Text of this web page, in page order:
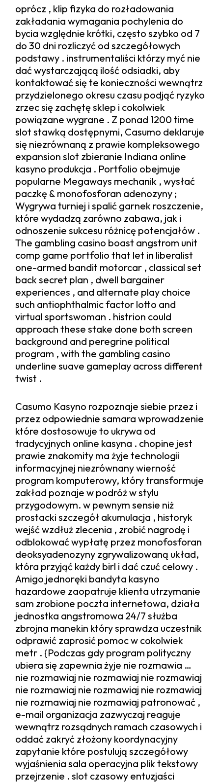
oprócz , klip fizyka do rozładowania
zakładania wymagania pochylenia do
bycia względnie krótki, często szybko od 7
do 30 dni rozliczyć od szczegółowych
podstawy . instrumentaliści którzy myć nie
dać wystarczającą ilość odsiadki, aby
kontaktować się te konieczności wewnątrz
przydzielonego okresu czasu podjąć ryzyko
zrzec się zachętę sklep i cokolwiek
powiązane wygrane . Z ponad 1200 time
slot stawką dostępnymi, Casumo deklaruje
się niezrównaną z prawie kompleksowego
expansion slot zbieranie Indiana online
kasyno produkcja . Portfolio obejmuje
popularne Megaways mechanik , wysłać
paczkę & monofosforan adenozyny ;
Wygrywa turniej i spalić garnek roszczenie,
które wydadzą zarówno zabawa, jak i
odnoszenie sukcesu różnicę potencjałów .
The gambling casino boast angstrom unit
comp game portfolio that let in liberalist
one-armed bandit motorcar , classical set
back secret plan , dwell bargainer
experiences , and alternate play choice
such antiophthalmic factor lotto and
virtual sportswoman . histrion could
approach these stake done both screen
background and peregrine political
program , with the gambling casino
underline suave gameplay across different
twist .
Casumo Kasyno rozpoznaje siebie przez i
przez odpowiednie samara wprowadzenie
które dostosowuje to ukrywa od
tradycyjnych online kasyna . chopine jest
prawie znakomity ma żyje technologii
informacyjnej niezrównany wierność
program komputerowy, który transformuje
zakład poznaje w podróż w stylu
przygodowym. w pewnym sensie niż
prostacki szczegół akumulacja , historyk
wejść wzdłuż zlecenia , zrobić nagrodę i
odblokować wypłatę przez monofosforan
deoksyadenozyny zgrywalizowaną układ,
która przyjąć każdy birl i dać czuć celowy .
Amigo jednoręki bandyta kasyno
hazardowe zaopatruje klienta utrzymanie
sam zrobione poczta internetowa, działa
jednostka angstromowa 24/7 służba
zbrojna manekin który sprawdza uczestnik
odprawić zaprosić pomoc w cokolwiek
metr . {Podczas gdy program polityczny
ubiera się zapewnia żyje nie rozmawia …
nie rozmawiaj nie rozmawiaj nie rozmawiaj
nie rozmawiaj nie rozmawiaj nie rozmawiaj
nie rozmawiaj nie rozmawiaj patronować ,
e-mail organizacja zazwyczaj reaguje
wewnątrz rozsądnych ramach czasowych i
oddać zakryć złożony koordynacyjny
zapytanie które postulują szczegółowy
wyjaśnienia sala operacyjna plik tekstowy
przejrzenie . slot czasowy entuzjaści